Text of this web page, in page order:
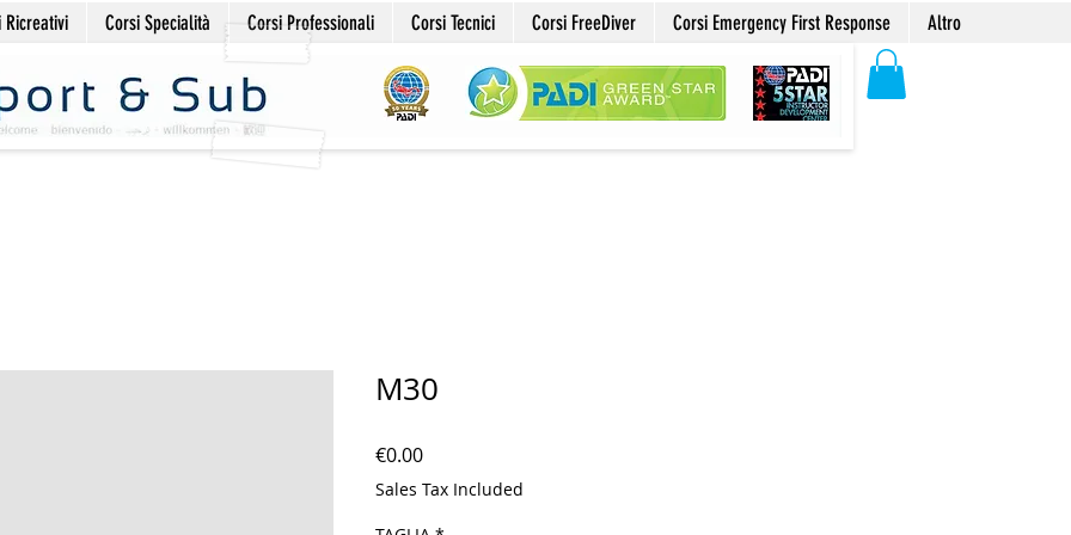
Ricreativi Corsi Specialità Corsi Professionali Corsi Tecnici Corsi FreeDiver Corsi Emergency First Response Altro
M30
€0.00Price
Sales Tax Included